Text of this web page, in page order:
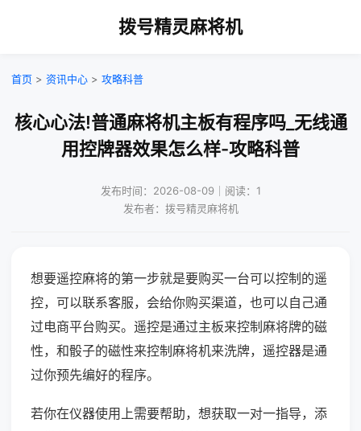
拨号精灵麻将机
首页 > 资讯中心 > 攻略科普
核心心法!普通麻将机主板有程序吗_无线通
用控牌器效果怎么样-攻略科普
发布时间：2026-08-09｜阅读：1
发布者：拨号精灵麻将机
想要遥控麻将的第一步就是要购买一台可以控制的遥
控，可以联系客服，会给你购买渠道，也可以自己通
过电商平台购买。遥控是通过主板来控制麻将牌的磁
性，和骰子的磁性来控制麻将机来洗牌，遥控器是通
过你预先编好的程序。
若你在仪器使用上需要帮助，想获取一对一指导，添